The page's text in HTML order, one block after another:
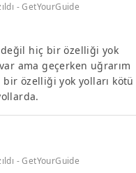
- GetYourGuide
hiç bir özelliği yok
ama geçerken uğrarım
özelliği yok yolları kötü
- GetYourGuide